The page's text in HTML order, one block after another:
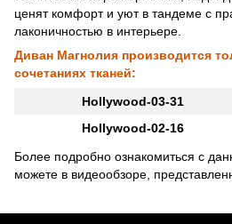
ценят комфорт и уют в тандеме с
лаконичностью в интерьере.
Диван Магнолия производится
сочетаниях тканей:
Hollywood-03-31
Hollywood-02-16
Более подробно ознакомиться с
можете в видеообзоре,